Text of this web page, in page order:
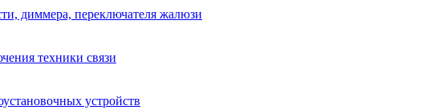
диммера, переключателя жалюзи
техники связи
устройств